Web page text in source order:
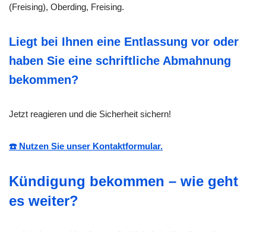
(Freising), Oberding, Freising.
Liegt bei Ihnen eine Entlassung vor oder
haben Sie eine schriftliche Abmahnung
bekommen?
Jetzt reagieren und die Sicherheit sichern!
☎️ Nutzen Sie unser Kontaktformular.
Kündigung bekommen – wie geht
es weiter?